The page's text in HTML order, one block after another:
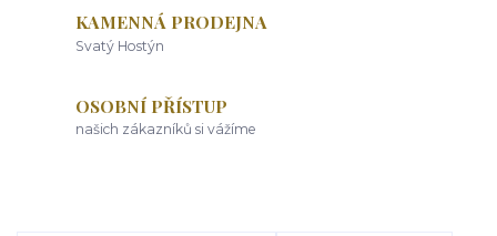
KAMENNÁ PRODEJNA
Svatý Hostýn
OSOBNÍ PŘÍSTUP
našich zákazníků si vážíme